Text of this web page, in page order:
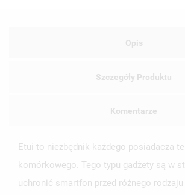
Opis
Szczegóły Produktu
Komentarze
Etui to niezbędnik każdego posiadacza
komórkowego. Tego typu gadżety są w
uchronić smartfon przed różnego